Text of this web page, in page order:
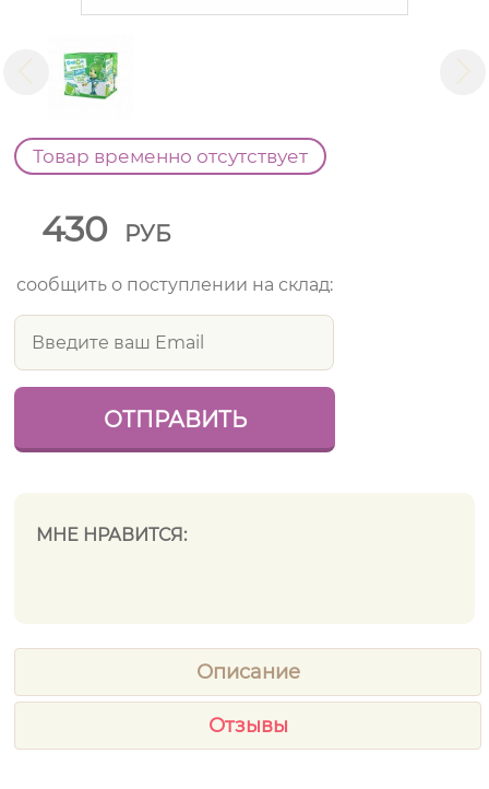
Товар временно отсутствует
430 РУБ
сообщить о поступлении на склад:
МНЕ НРАВИТСЯ:
Описание
Отзывы